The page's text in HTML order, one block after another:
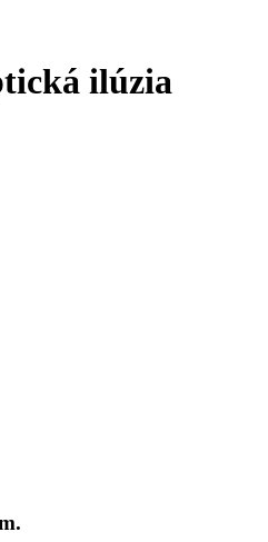
ilúzia